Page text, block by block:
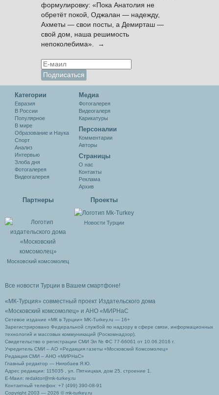
формулировку: «Пока Анатолия не
обретёт покой, Оджалан — надежду,
Ахметы — свои посты, а Демирташ —
свой дом, наша решимость
непоколебима». →
Категории
Евразия
В России
Популярное
В мире
Образование и Наука
Спорт
Анализ
Интервью
Злоба дня
Фотогалерея
Видеогалерея
Медиа
Фотогалерея
Видеогалеря
Карикатуры
Персоналии
Комментарии
Авторы
Cтраницы
О нас
Контакты
Реклама
Архив
Партнеры
Московский комсомолец
Проекты
Новости Турции
Все новости Турции в Вашем смартфоне!
«МК-Турция» совместный проект Издательского дома
«Московский комсомолец» и АНО «МИРНаС
Сетевое издание «МК в Турции» MK-Turkey.ru — 16+
Зарегистрировано Федеральной службой по надзору в сфере связи, информационных
технологий и массовых коммуникаций (Роскомнадзор).
Свидетельство о регистрации СМИ Эл № ФС 77-66061 от 10.06.2016 г.
Учредитель СМИ – АО «Редакция газеты «Московский Комсомолец»
Редакция СМИ – АНО «МИРНаС»
Главный редактор — Ниязбаев Я.Ю.
Адрес редакции: 115035 , ул. Пятницкая, дом 25, строение 1.
Е-Маил: redaktor@mk-turkey.ru
Контактный телефон: +7 (499) 390-08-91
Copyright 2003 — 2026 © mk-turkey.ru